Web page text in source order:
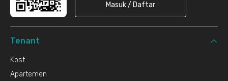
Masuk / Daftar
Tenant
Kost
Apartemen